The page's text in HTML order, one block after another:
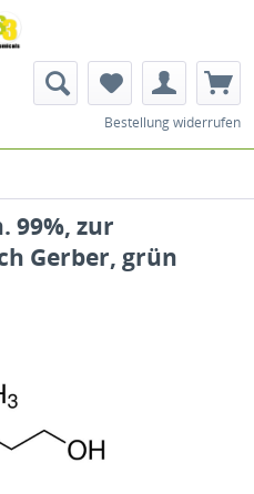
Bestellung widerrufen
99%, zur
Gerber, grün